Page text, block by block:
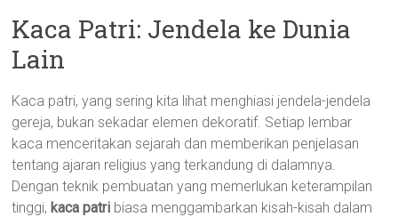
Kaca Patri: Jendela ke Dunia
Lain
Kaca patri, yang sering kita lihat menghiasi jendela-jendela
gereja, bukan sekadar elemen dekoratif. Setiap lembar
kaca menceritakan sejarah dan memberikan penjelasan
tentang ajaran religius yang terkandung di dalamnya.
Dengan teknik pembuatan yang memerlukan keterampilan
tinggi, kaca patri biasa menggambarkan kisah-kisah dalam